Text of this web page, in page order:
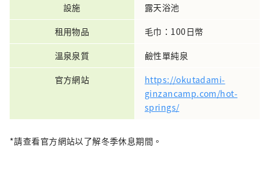
設施
露天浴池
租用物品
毛巾：100日幣
溫泉泉質
鹼性單純泉
官方網站
https://okutadami-
ginzancamp.com/hot-
springs/
*請查看官方網站以了解冬季休息期間。